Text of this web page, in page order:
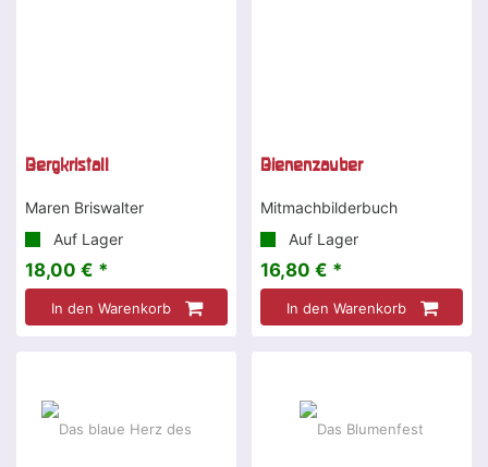
Bergkristall
Maren Briswalter
Auf Lager
18,00 € *
In den Warenkorb
Bienenzauber
Mitmachbilderbuch
Auf Lager
16,80 € *
In den Warenkorb